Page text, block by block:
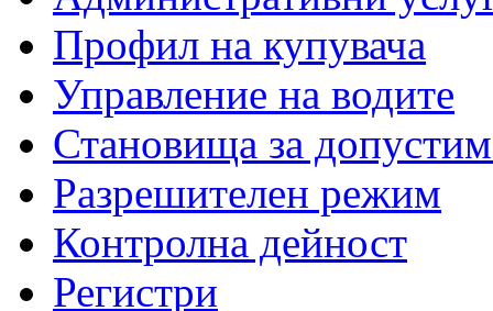
Профил на купувача
Управление на водите
Становища за
Разрешителен режим
Контролна дейност
Регистри